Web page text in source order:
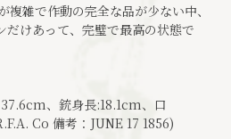
雑で作動の完全な品が少ない中、
だけあって、完璧で最高の状態で
、銃身長:18.1cm、口
Co 備考：JUNE 17 1856)